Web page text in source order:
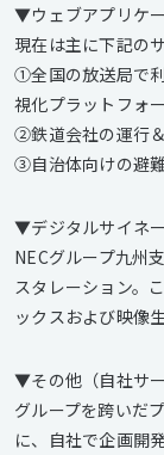
▼ウェブアプリケ
現在は主に下記の
①全国の放送局で
視化プラットフォ
②鉄道会社の運行
③自治体向けの避
▼デジタルサイネ
NECグループ九州
スタレーション。
ックスおよび映像
▼その他（自社サー
グループを跨いだ
に、自社で企画開